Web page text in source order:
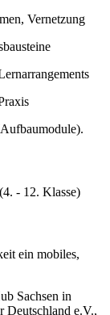
Vernetzung
- 12. Klasse)
ein mobiles,
Sachsen in
Deutschland e.V.,